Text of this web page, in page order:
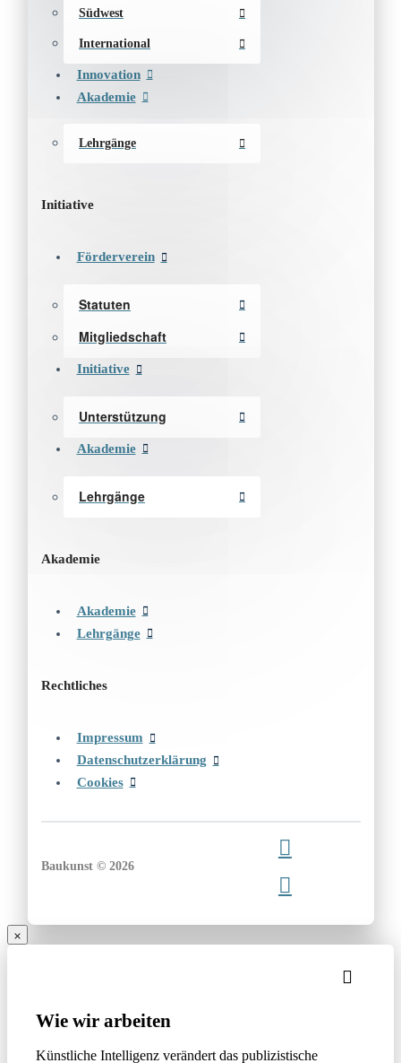
Südwest
International
Innovation
Akademie
Lehrgänge
Initiative
Förderverein
Statuten
Mitgliedschaft
Initiative
Unterstützung
Akademie
Lehrgänge
Akademie
Akademie
Lehrgänge
Rechtliches
Impressum
Datenschutzerklärung
Cookies
Baukunst © 2026
Wie wir arbeiten
Künstliche Intelligenz verändert das publizistische